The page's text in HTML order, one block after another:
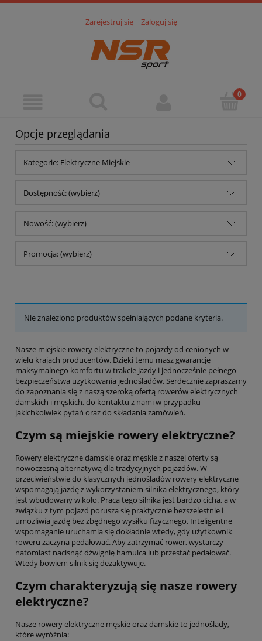
Zarejestruj się Zaloguj się
Opcje przeglądania
Kategorie: Elektryczne Miejskie
Dostępność: (wybierz)
Nowość: (wybierz)
Promocja: (wybierz)
Nie znaleziono produktów spełniających podane kryteria.
Nasze miejskie rowery elektryczne to pojazdy od cenionych w
wielu krajach producentów. Dzięki temu masz gwarancję
maksymalnego komfortu w trakcie jazdy i jednocześnie pełnego
bezpieczeństwa użytkowania jednośladów. Serdecznie zapraszamy
do zapoznania się z naszą szeroką ofertą rowerów elektrycznych
damskich i męskich, do kontaktu z nami w przypadku
jakichkolwiek pytań oraz do składania zamówień.
Czym są miejskie rowery elektryczne?
Rowery elektryczne damskie oraz męskie z naszej oferty są
nowoczesną alternatywą dla tradycyjnych pojazdów. W
przeciwieństwie do klasycznych jednośladów rowery elektryczne
wspomagają jazdę z wykorzystaniem silnika elektrycznego, który
jest wbudowany w koło. Praca tego silnika jest bardzo cicha, a w
związku z tym pojazd porusza się praktycznie bezszelestnie i
umożliwia jazdę bez zbędnego wysiłku fizycznego. Inteligentne
wspomaganie uruchamia się dokładnie wtedy, gdy użytkownik
roweru zaczyna pedałować. Aby zatrzymać rower, wystarczy
natomiast nacisnąć dźwignię hamulca lub przestać pedałować.
Wtedy bowiem silnik się dezaktywuje.
Czym charakteryzują się nasze rowery
elektryczne?
Nasze rowery elektryczne męskie oraz damskie to jednoślady,
które wyróżnia: